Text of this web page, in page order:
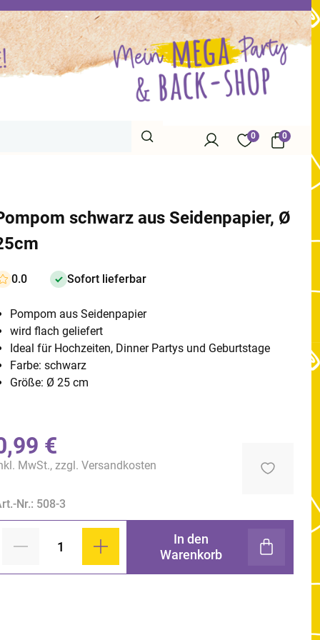
0 0
schwarz aus Seidenpapier, Ø
0.0 Sofort lieferbar
Pompom aus Seidenpapier
wird flach geliefert
Ideal für Hochzeiten, Dinner Partys und Geburtstage
Farbe: schwarz
Größe: Ø 25 cm
€
MwSt., zzgl. Versandkosten
Nr.: 508-3
In den
Warenkorb